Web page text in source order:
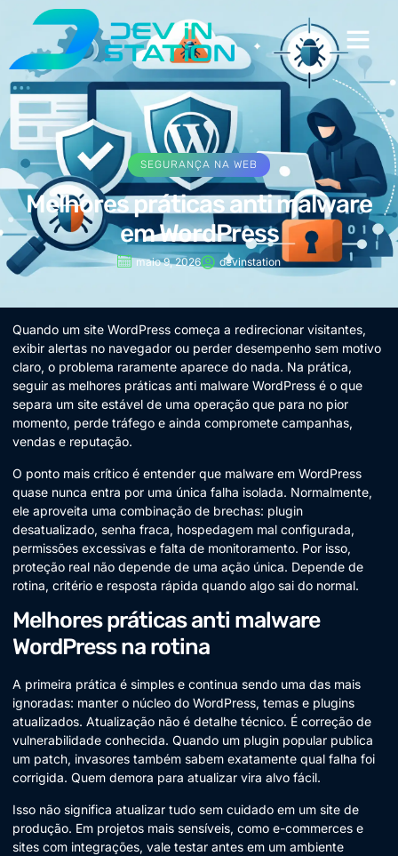
SEGURANÇA NA WEB
Melhores práticas anti malware
em WordPress
maio 9, 2026 devinstation
Quando um site WordPress começa a redirecionar visitantes,
exibir alertas no navegador ou perder desempenho sem motivo
claro, o problema raramente aparece do nada. Na prática,
seguir as melhores práticas anti malware WordPress é o que
separa um site estável de uma operação que para no pior
momento, perde tráfego e ainda compromete campanhas,
vendas e reputação.
O ponto mais crítico é entender que malware em WordPress
quase nunca entra por uma única falha isolada. Normalmente,
ele aproveita uma combinação de brechas: plugin
desatualizado, senha fraca, hospedagem mal configurada,
permissões excessivas e falta de monitoramento. Por isso,
proteção real não depende de uma ação única. Depende de
rotina, critério e resposta rápida quando algo sai do normal.
Melhores práticas anti malware
WordPress na rotina
A primeira prática é simples e continua sendo uma das mais
ignoradas: manter o núcleo do WordPress, temas e plugins
atualizados. Atualização não é detalhe técnico. É correção de
vulnerabilidade conhecida. Quando um plugin popular publica
um patch, invasores também sabem exatamente qual falha foi
corrigida. Quem demora para atualizar vira alvo fácil.
Isso não significa atualizar tudo sem cuidado em um site de
produção. Em projetos mais sensíveis, como e-commerces e
sites com integrações, vale testar antes em um ambiente